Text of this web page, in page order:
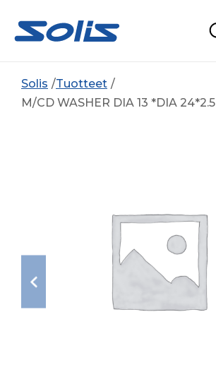
Solis
Tuotteet
M/CD WASHER DIA 13 *DIA 24*2.5